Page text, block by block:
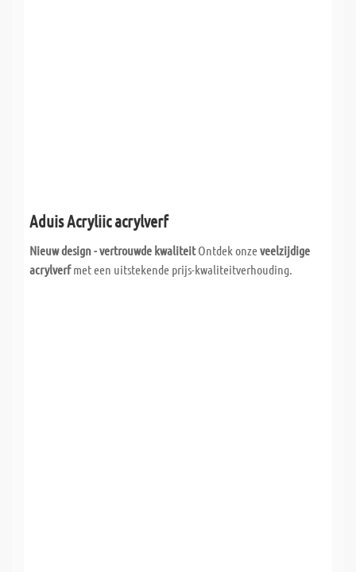
Aduis Acryliic acrylverf
Nieuw design - vertrouwde kwaliteitOntdek onzeveelzijdige
acrylverfmet een uitstekende prijs-kwaliteitverhouding.